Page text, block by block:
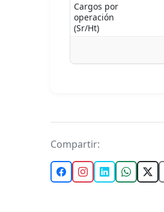
Cargos por
operación
(Sr/Ht)
Compartir: